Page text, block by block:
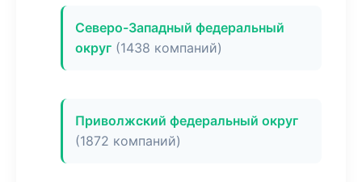
Северо-Западный федеральный
округ (1438 компаний)
Приволжский федеральный округ
(1872 компаний)